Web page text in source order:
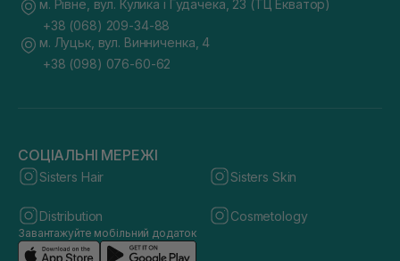
м. Рівне, вул. Кулика і Гудачека, 23 (ТЦ Екватор)
+38 (068) 209-34-88
м. Луцьк, вул. Винниченка, 4
+38 (098) 076-60-62
СОЦІАЛЬНІ МЕРЕЖІ
Sisters Hair Sisters Skin
Distribution Cosmetology
Завантажуйте мобільний додаток